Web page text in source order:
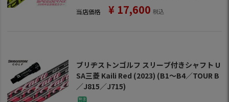
当店価格 ¥ 17,600 税込
ブリヂストンゴルフ スリーブ付きシャフト U
SA三菱 Kaili Red (2023) (B1～B4／TOUR B
／J815／J715)